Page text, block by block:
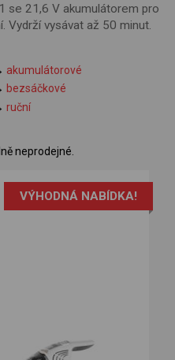
se 21,6 V akumulátorem pro
Vydrží vysávat až 50 minut.
akumulátorové
bezsáčkové
ruční
neprodejné.
VÝHODNÁ NABÍDKA!